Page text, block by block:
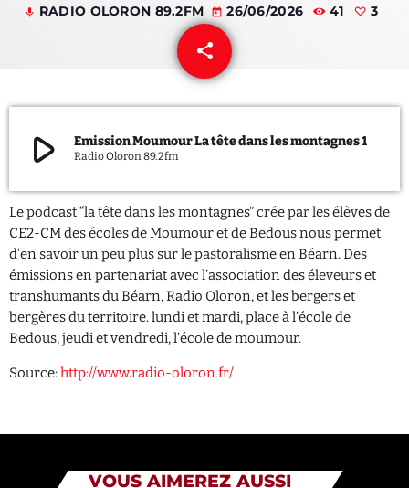
QUI SOMMES NOUS ?
Archives
juillet 2026
octobre 2025
septembre 2025
août 2025
mic RADIO OLORON 89.2FM today 26/06/2026 41 3
share
email
play_arrow Emission Moumour La tête dans les montagnes 1
Radio Oloron 89.2fm
Le podcast “la tête dans les montagnes” crée par les élèves de
CE2-CM des écoles de Moumour et de Bedous nous permet
d’en savoir un peu plus sur le pastoralisme en Béarn. Des
émissions en partenariat avec l’association des éleveurs et
transhumants du Béarn, Radio Oloron, et les bergers et
bergères du territoire. lundi et mardi, place à l’école de
Bedous, jeudi et vendredi, l’école de moumour.
Source:http://www.radio-oloron.fr/
VOUS AIMEREZ AUSSI